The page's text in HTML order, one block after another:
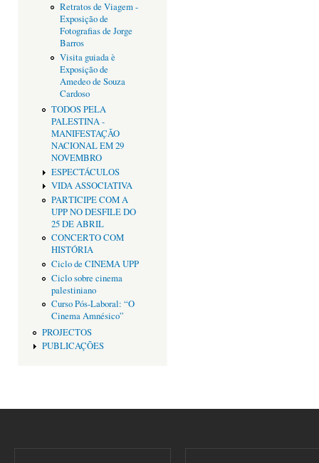
Retratos de Viagem -
Exposição de
Fotografias de Jorge
Barros
Visita guiada è
Exposição de
Amedeo de Souza
Cardoso
TODOS PELA
PALESTINA -
MANIFESTAÇÃO
NACIONAL EM 29
NOVEMBRO
ESPECTÁCULOS
VIDA ASSOCIATIVA
PARTICIPE COM A
UPP NO DESFILE DO
25 DE ABRIL
CONCERTO COM
HISTÓRIA
Ciclo de CINEMA UPP
Ciclo sobre cinema
palestiniano
Curso Pós-Laboral: “O
Cinema Amnésico”
PROJECTOS
PUBLICAÇÕES